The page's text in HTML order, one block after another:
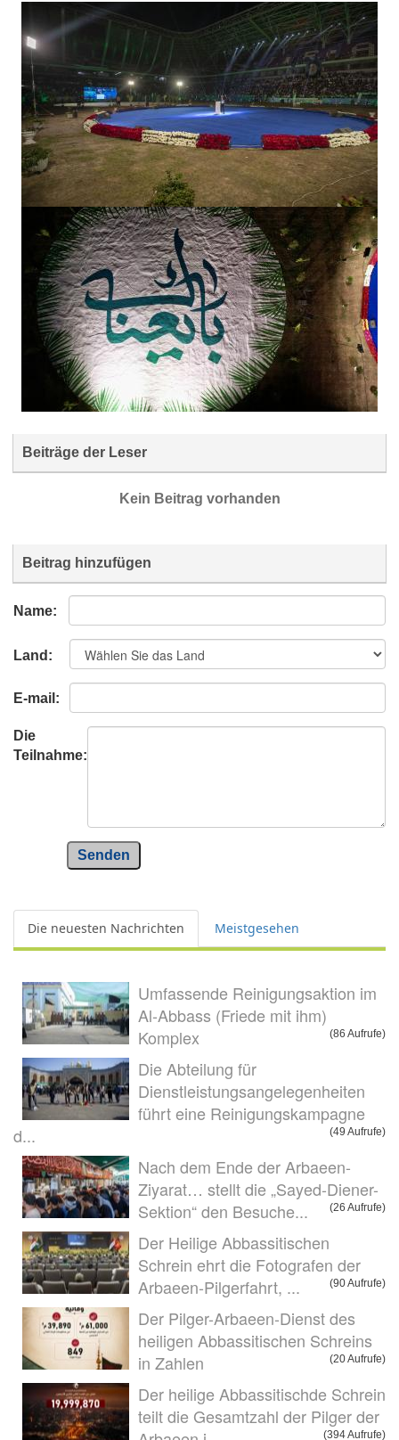
Beiträge der Leser
Kein Beitrag vorhanden
Beitrag hinzufügen
Name:
Land:
E-mail:
Die
Teilnahme:
Senden
Die neuesten Nachrichten Meistgesehen
Umfassende Reinigungsaktion im
Al-Abbass (Friede mit ihm)
Komplex
(86 Aufrufe)
Die Abteilung für
Dienstleistungsangelegenheiten
führt eine Reinigungskampagne
d...
(49 Aufrufe)
Nach dem Ende der Arbaeen-
Ziyarat… stellt die „Sayed-Diener-
Sektion“ den Besuche...
(26 Aufrufe)
Der Heilige Abbassitischen
Schrein ehrt die Fotografen der
Arbaeen-Pilgerfahrt, ...
(90 Aufrufe)
Der Pilger-Arbaeen-Dienst des
heiligen Abbassitischen Schreins
in Zahlen
(20 Aufrufe)
Der heilige Abbassitischde Schrein
teilt die Gesamtzahl der Pilger der
(394 Aufrufe)